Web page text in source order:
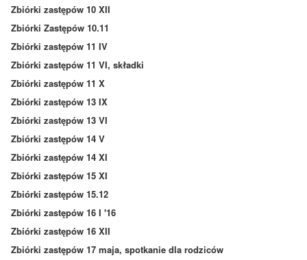
Zbiórki zastępów 10 XII
Zbiórki Zastępów 10.11
Zbiórki zastępów 11 IV
Zbiórki zastępów 11 VI, składki
Zbiórki zastępów 11 X
Zbiórki zastępów 13 IX
Zbiórki zastępów 13 VI
Zbiórki zastępów 14 V
Zbiórki zastępów 14 XI
Zbiórki zastępów 15 XI
Zbiórki zastępów 15.12
Zbiórki zastępów 16 I '16
Zbiórki zastępów 16 XII
Zbiórki zastępów 17 maja, spotkanie dla rodziców